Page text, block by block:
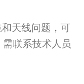
天线问题，可
联系技术人员